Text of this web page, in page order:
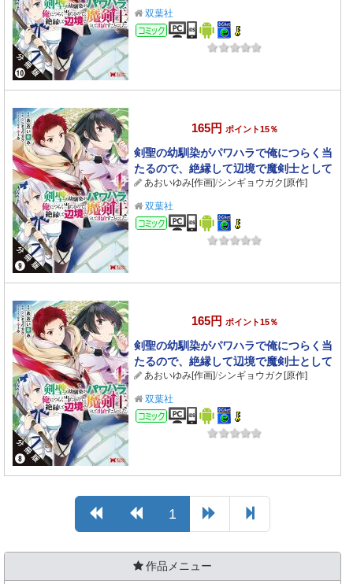
： 10
双葉社
コミック
165円 ポイント15％
剣聖の幼馴染がパワハラで俺につらく当
たるので、絶縁して辺境で魔剣士として
出直すことにした。（コミック） 分冊版
： 9
あおいゆみ[作画]/シンギョウガク[原作]
双葉社
コミック
165円 ポイント15％
剣聖の幼馴染がパワハラで俺につらく当
たるので、絶縁して辺境で魔剣士として
出直すことにした。（コミック） 分冊版
： 8
あおいゆみ[作画]/シンギョウガク[原作]
双葉社
コミック
1
作品メニュー